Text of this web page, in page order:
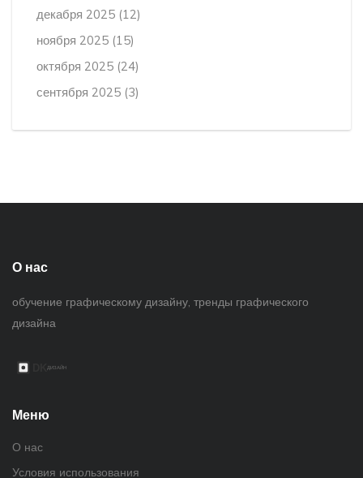
декабря 2025 (12)
ноября 2025 (15)
октября 2025 (24)
сентября 2025 (3)
О нас
обучение графическому дизайну, тренды графического
дизайна
Меню
О нас
Условия использования